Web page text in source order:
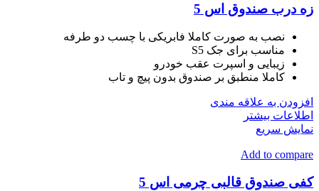
زه درب صندوق اس 5
نصب به صورت کاملا فابریکی با چسب دو طرفه
مناسب برای جک S5
زیبایی و اسپرت عقب خودرو
کاملا منطبق بر صندوق بدون پیچ و تاب
افزودن به علاقه مندی
اطلاعات بیشتر
نمایش سریع
Add to compare
کفی صندوق قالبی چرمی اس 5